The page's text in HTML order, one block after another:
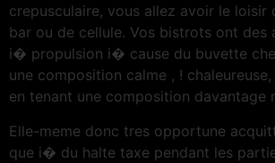
crepusculaire, vous allez avoir le loisir
bar ou de cellule. Vos bistrots ont des
i� propulsion i� cause du buvette
une composition calme , !
en tenant une composition davantage
Elle-meme donc tres opportune
que i� du halte taxe pendant les